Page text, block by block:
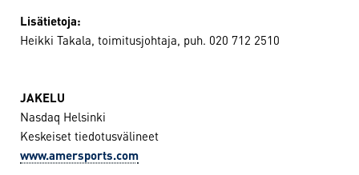
Lisätietoja:
Heikki Takala, toimitusjohtaja, puh. 020 712 2510
JAKELU
Nasdaq Helsinki
Keskeiset tiedotusvälineet
www.amersports.com